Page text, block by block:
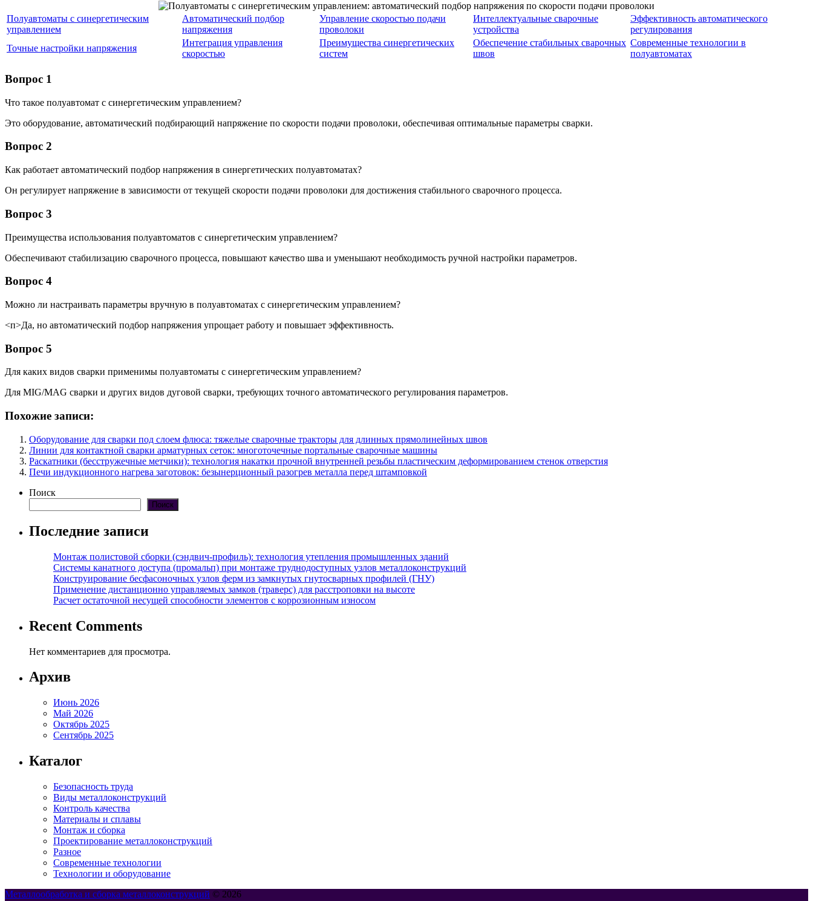
Полуавтоматы с синергетическим
управлением
Автоматический подбор
напряжения
Управление скоростью подачи
проволоки
Интеллектуальные сварочные
устройства
Эффективность автоматического
регулирования
Точные настройки напряжения
Интеграция управления
скоростью
Преимущества синергетических
систем
Обеспечение стабильных сварочных
швов
Современные технологии в
полуавтоматах
Вопрос 1
Что такое полуавтомат с синергетическим управлением?
Это оборудование, автоматический подбирающий напряжение по скорости подачи проволоки, обеспечивая оптимальные параметры сварки.
Вопрос 2
Как работает автоматический подбор напряжения в синергетических полуавтоматах?
Он регулирует напряжение в зависимости от текущей скорости подачи проволоки для достижения стабильного сварочного процесса.
Вопрос 3
Преимущества использования полуавтоматов с синергетическим управлением?
Обеспечивают стабилизацию сварочного процесса, повышают качество шва и уменьшают необходимость ручной настройки параметров.
Вопрос 4
Можно ли настраивать параметры вручную в полуавтоматах с синергетическим управлением?
<п>Да, но автоматический подбор напряжения упрощает работу и повышает эффективность.
Вопрос 5
Для каких видов сварки применимы полуавтоматы с синергетическим управлением?
Для MIG/MAG сварки и других видов дуговой сварки, требующих точного автоматического регулирования параметров.
Похожие записи:
Оборудование для сварки под слоем флюса: тяжелые сварочные тракторы для длинных прямолинейных швов
Линии для контактной сварки арматурных сеток: многоточечные портальные сварочные машины
Раскатники (бесстружечные метчики): технология накатки прочной внутренней резьбы пластическим деформированием стенок отверстия
Печи индукционного нагрева заготовок: безынерционный разогрев металла перед штамповкой
Поиск
Поиск
Последние записи
Монтаж полистовой сборки (сэндвич-профиль): технология утепления промышленных зданий
Системы канатного доступа (промальп) при монтаже труднодоступных узлов металлоконструкций
Конструирование бесфасоночных узлов ферм из замкнутых гнутосварных профилей (ГНУ)
Применение дистанционно управляемых замков (траверс) для расстроповки на высоте
Расчет остаточной несущей способности элементов с коррозионным износом
Recent Comments
Нет комментариев для просмотра.
Архив
Июнь 2026
Май 2026
Октябрь 2025
Сентябрь 2025
Каталог
Безопасность труда
Виды металлоконструкций
Контроль качества
Материалы и сплавы
Монтаж и сборка
Проектирование металлоконструкций
Разное
Современные технологии
Технологии и оборудование
Металлообработка и сборка металлоконструкций © 2026